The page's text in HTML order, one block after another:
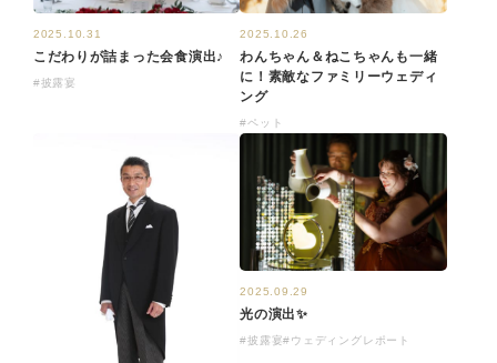
2025.10.31
こだわりが詰まった会食演出♪
#披露宴
2025.10.26
わんちゃん＆ねこちゃんも一緒
に！素敵なファミリーウェディ
ング
#ペット
2025.09.29
光の演出✨
#披露宴#ウェディングレポート